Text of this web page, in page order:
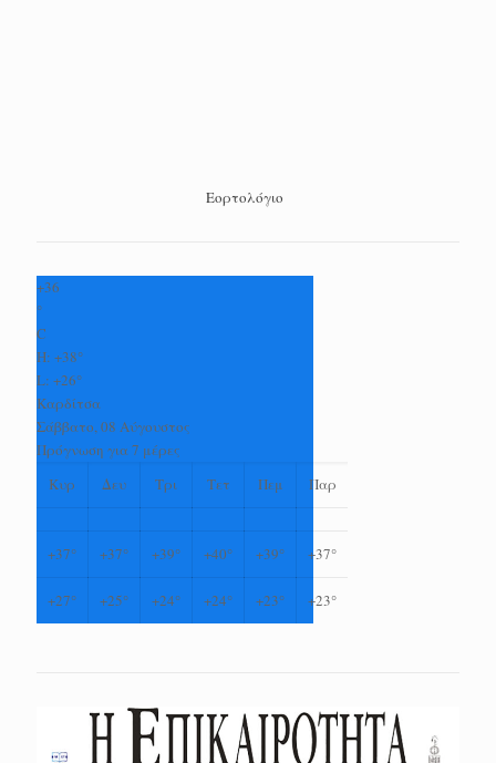
Εορτολόγιο
+36
°
C
H: +38°
L: +26°
Καρδίτσα
Σάββατο, 08 Αύγουστος
Πρόγνωση για 7 μέρες
Κυρ
Δευ Τρι Τετ Πεμ Παρ
+37° +37° +39° +40° +39° +37°
+27° +25° +24° +24° +23° +23°